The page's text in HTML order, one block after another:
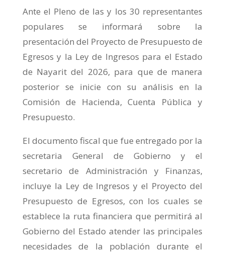
Ante el Pleno de las y los 30 representantes
populares se informará sobre la
presentación del Proyecto de Presupuesto de
Egresos y la Ley de Ingresos para el Estado
de Nayarit del 2026, para que de manera
posterior se inicie con su análisis en la
Comisión de Hacienda, Cuenta Pública y
Presupuesto.
El documento fiscal que fue entregado por la
secretaria General de Gobierno y el
secretario de Administración y Finanzas,
incluye la Ley de Ingresos y el Proyecto del
Presupuesto de Egresos, con los cuales se
establece la ruta financiera que permitirá al
Gobierno del Estado atender las principales
necesidades de la población durante el